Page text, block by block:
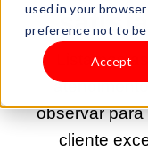
used in your
preference not to
Accept
Listamos
observar para
cliente